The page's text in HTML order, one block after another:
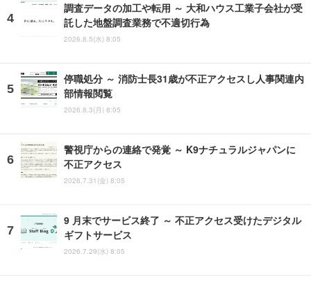
調査データの加工や転用 ～ 大和ハウス工業子会社が受
託した地盤調査業務で不適切行為
2026.8.5(水) 8:05
停職処分 ～ 消防士長31歳が不正アクセスし人事関連内
部情報閲覧
2026.8.3(月) 8:05
警視庁からの連絡で発覚 ～ K9ナチュラルジャパンに
不正アクセス
2026.7.31(金) 8:05
9 月末でサービス終了 ～ 不正アクセス受けたデジタル
ギフトサービス
2026.7.29(水) 8:05